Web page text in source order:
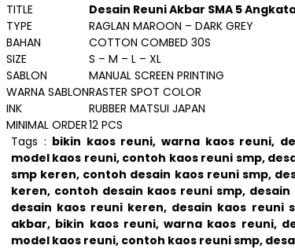
TITLE
Desain Reuni Akbar SMA 5
TYPE
RAGLAN MAROON – DARK GREY
BAHAN
COTTON COMBED 30S
SIZE
S – M – L – XL
SABLON
MANUAL SCREEN PRINTING
WARNA SABLONRASTER SPOT COLOR
INK
RUBBER MATSUI JAPAN
MINIMAL ORDER12 PCS
Tags : bikin kaos reuni, warna kaos reuni,
model kaos reuni, contoh kaos reuni smp,
smp keren, contoh desain kaos reuni smp,
keren, contoh desain kaos reuni smp, desain
desain kaos reuni keren, desain kaos reuni
akbar, bikin kaos reuni, warna kaos reuni,
model kaos reuni, contoh kaos reuni smp,